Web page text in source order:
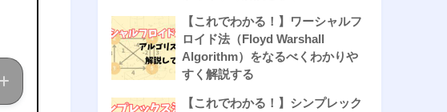
【これでわかる！】ワーシャルフ
ロイド法（Floyd Warshall
Algorithm）をなるべくわかりや
すく解説する
【これでわかる！】シンプレック